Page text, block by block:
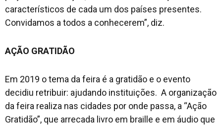
característicos de cada um dos países presentes.
Convidamos a todos a conhecerem”, diz.
AÇÃO GRATIDÃO
Em 2019 o tema da feira é a gratidão e o evento
decidiu retribuir: ajudando instituições. A organização
da feira realiza nas cidades por onde passa, a “Ação
Gratidão”, que arrecada livro em braille e em áudio que